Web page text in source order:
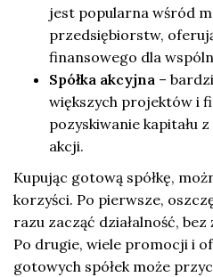
jest popularna wśród
przedsiębiorstw,
finansowego dla
Spółka akcyjna –
większych projektów i
pozyskiwanie kapitału
akcji.
Kupując gotową spółkę,
korzyści. Po pierwsze,
razu zacząć działalność,
Po drugie, wiele promocji i
gotowych spółek może